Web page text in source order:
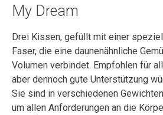
My Dream
Drei Kissen, gefüllt mit einer
Faser, die eine daunenähnliche
Volumen verbindet. Empfohlen für
aber dennoch gute Unterstützung
Sie sind in verschiedenen
um allen Anforderungen an die